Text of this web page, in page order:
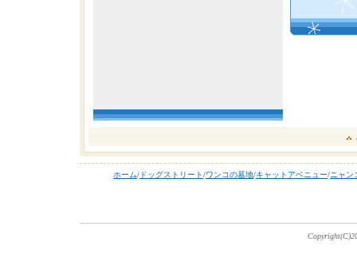
ホーム/ ドッグストリート/ワンコの墓地/キャットアベニュー/ニャン